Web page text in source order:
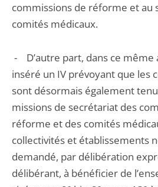
commissions de réforme et au
comités médicaux.
- D’autre part, dans ce même
inséré un IV prévoyant que les
sont désormais également
missions de secrétariat des
réforme et des comités
collectivités et établissements
demandé, par délibération
délibérant, à bénéficier de